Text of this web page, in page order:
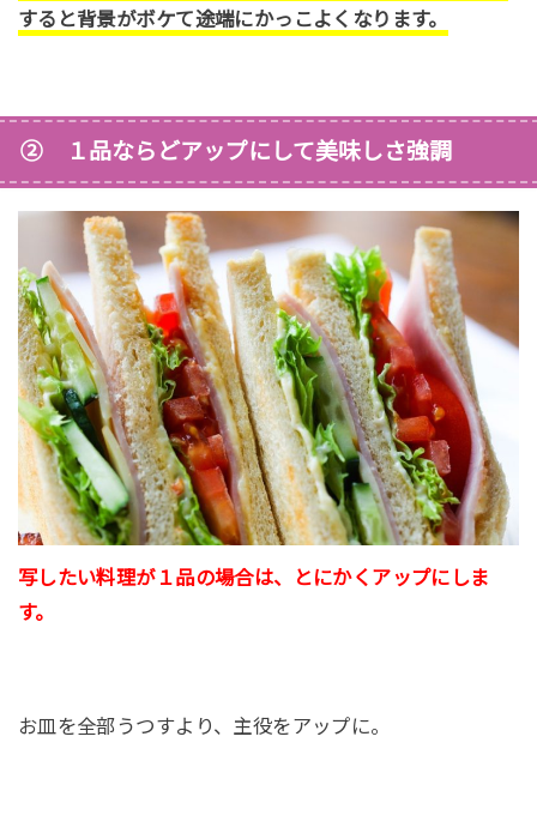
すると背景がボケて途端にかっこよくなります。
② １品ならどアップにして美味しさ強調
写したい料理が１品の場合は、とにかくアップにしま
す。
お皿を全部うつすより、主役をアップに。